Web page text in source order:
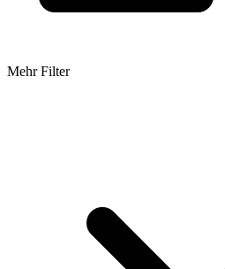
Mehr Filter